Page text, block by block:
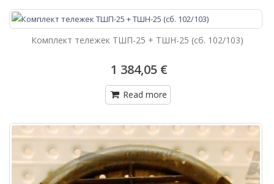
Комплект тележек ТШП-25 + ТШН-25 (сб. 102/103)
1 384,05 €
Read more